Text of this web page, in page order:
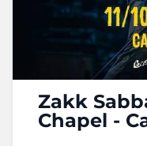
Zakk
Chapel -